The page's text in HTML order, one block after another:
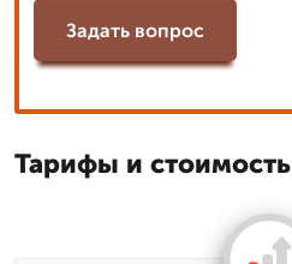
Задать вопрос
Тарифы и стоимость